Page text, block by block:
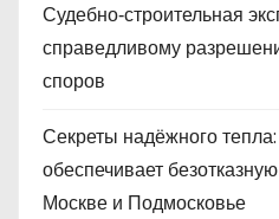
Судебно‑строительная
справедливому
споров
Секреты надёжного
обеспечивает
Москве и Подмосковье